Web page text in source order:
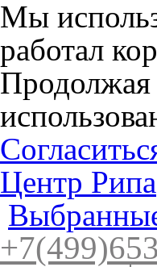
Мы
работал
Продолжая
Центр Рипа
+7(499)65